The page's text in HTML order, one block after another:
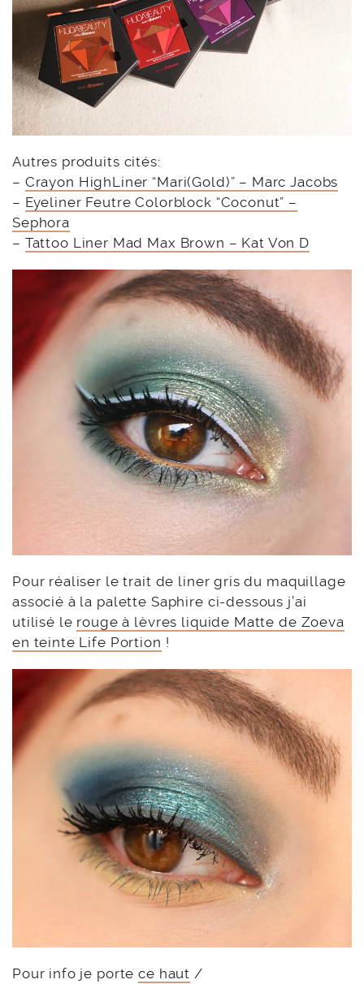
Autres produits cités:
– Crayon HighLiner “Mari(Gold)” – Marc Jacobs
– Eyeliner Feutre Colorblock “Coconut” –
Sephora
– Tattoo Liner Mad Max Brown – Kat Von D
Pour réaliser le trait de liner gris du maquillage
associé à la palette Saphire ci-dessous j’ai
utilisé le rouge à lèvres liquide Matte de Zoeva
en teinte Life Portion !
Pour info je portece haut /